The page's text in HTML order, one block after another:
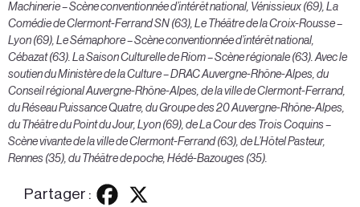
Machinerie – Scène conventionnée d’intérêt national, Vénissieux (69), La
Comédie de Clermont-Ferrand SN (63), Le Théâtre de la Croix-Rousse –
Lyon (69), Le Sémaphore – Scène conventionnée d’intérêt national,
Cébazat (63). La Saison Culturelle de Riom – Scène régionale (63). Avec le
soutien du Ministère de la Culture – DRAC Auvergne-Rhône-Alpes, du
Conseil régional Auvergne-Rhône-Alpes, de la ville de Clermont-Ferrand,
du Réseau Puissance Quatre, du Groupe des 20 Auvergne-Rhône-Alpes,
du Théâtre du Point du Jour, Lyon (69), de La Cour des Trois Coquins –
Scène vivante de la ville de Clermont-Ferrand (63), de L’Hôtel Pasteur,
Rennes (35), du Théâtre de poche, Hédé-Bazouges (35).
Partager :